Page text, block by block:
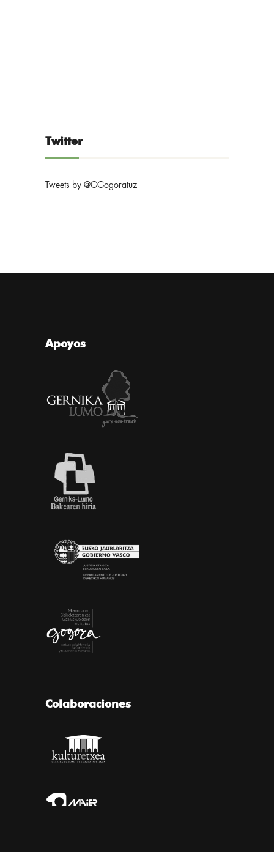
Twitter
Tweets by @GGogoratuz
Apoyos
Colaboraciones